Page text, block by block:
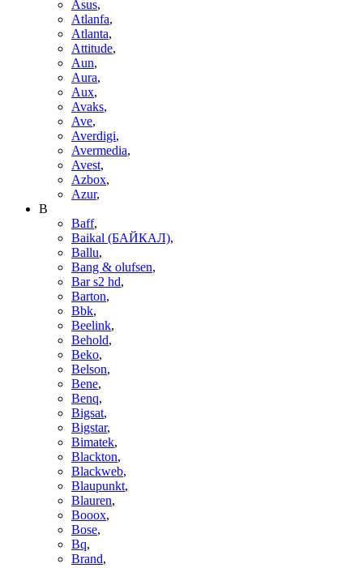
Asus,
Atlanfa,
Atlanta,
Attitude,
Aun,
Aura,
Aux,
Avaks,
Ave,
Averdigi,
Avermedia,
Avest,
Azbox,
Azur,
B
Baff,
Baikal (БАЙКАЛ),
Ballu,
Bang & olufsen,
Bar s2 hd,
Barton,
Bbk,
Beelink,
Behold,
Beko,
Belson,
Bene,
Benq,
Bigsat,
Bigstar,
Bimatek,
Blackton,
Blackweb,
Blaupunkt,
Blauren,
Booox,
Bose,
Bq,
Brand,